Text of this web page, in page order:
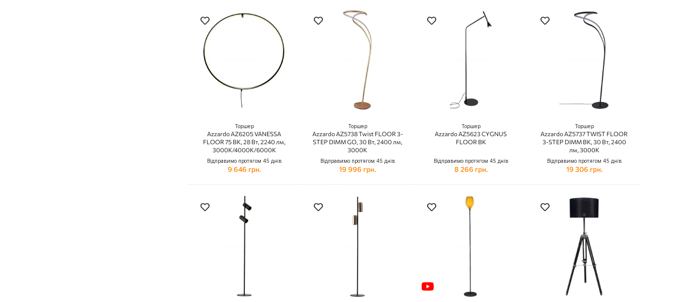
Торшер
Azzardo AZ6205 VANESSA
FLOOR 75 BK, 28 Вт, 2240 лм,
3000К/4000К/6000К
Відправимо протягом 45 днів
9 646 грн.
Торшер
Azzardo AZ5738 Twist FLOOR 3-
STEP DIMM GO, 30 Вт, 2400 лм,
3000К
Відправимо протягом 45 днів
19 996 грн.
Торшер
Azzardo AZ5623 CYGNUS
FLOOR BK
Відправимо протягом 45 днів
8 266 грн.
Торшер
Azzardo AZ5737 TWIST FLOOR
3-STEP DIMM BK, 30 Вт, 2400
лм, 3000К
Відправимо протягом 45 днів
19 306 грн.